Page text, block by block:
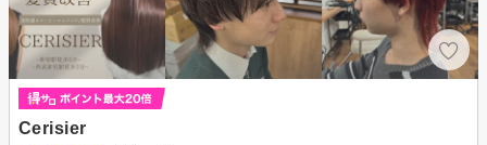
Cerisier